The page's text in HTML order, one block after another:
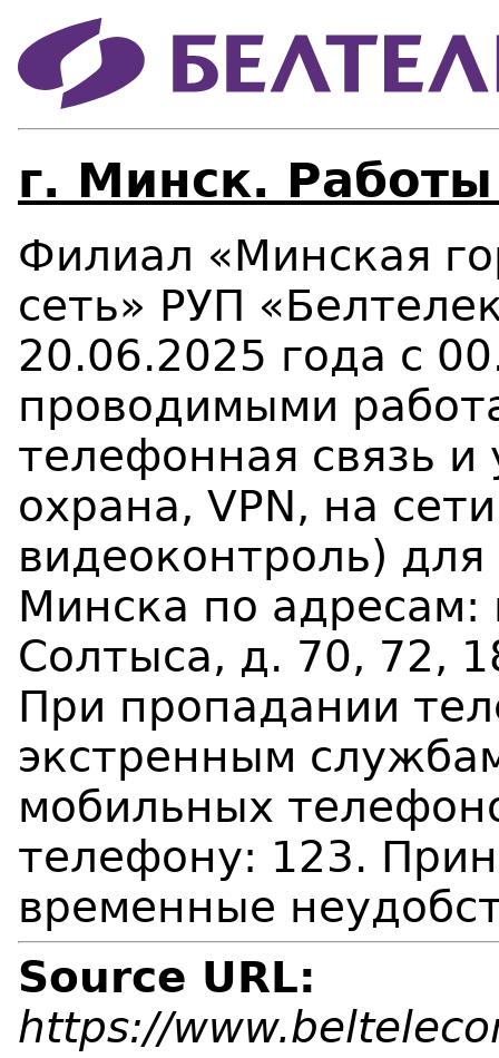
г. Минск.
Филиал «Минская
сеть» РУП
20.06.2025 года с
проводимыми
телефонная связь
охрана, VPN, на
видеоконтроль)
Минска по адресам:
Солтыса, д. 70, 72,
При пропадании
экстренным
мобильных
телефону: 123.
временные
Source URL:
https://